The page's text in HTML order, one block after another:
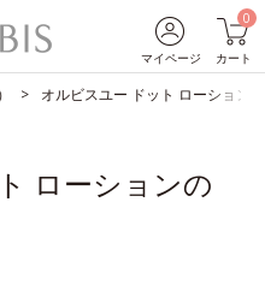
マイページ
0
カート
オルビスユー ドット ローション
ローションの